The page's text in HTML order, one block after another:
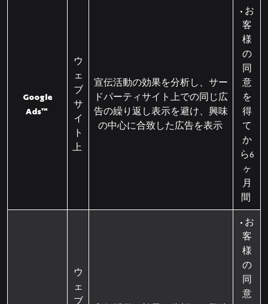
Google
Ads™
ウ
ェ
ブ
サ
イ
ト
上
宣伝活動の効果を分析し、サー
ドパーティサイト上での同じ広
告の繰り返し表示を避け、興味
の中心に合致した広告を表示
• お
客
様
の
同
意
を
得
て
か
ら6
ヶ
月
間
ウ
ェ
ブ
• お
客
様
の
同
意